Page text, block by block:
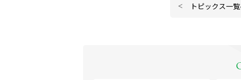
トピックス一